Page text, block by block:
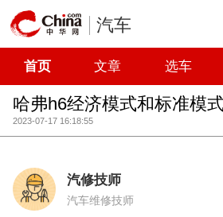
汽车
首页 文章 选车
哈弗h6经济模式和标准模
2023-07-17 16:18:55
汽修技师
汽车维修技师